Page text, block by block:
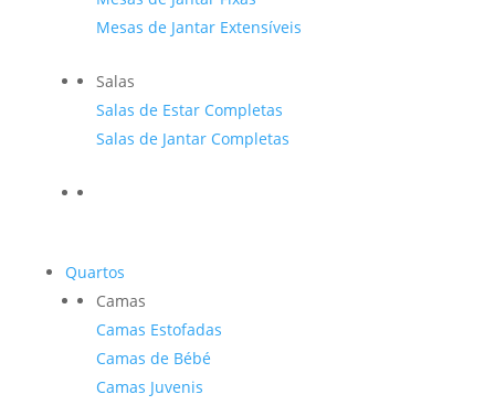
Mesas de Jantar Extensíveis
Salas
Salas de Estar Completas
Salas de Jantar Completas
Quartos
Camas
Camas Estofadas
Camas de Bébé
Camas Juvenis